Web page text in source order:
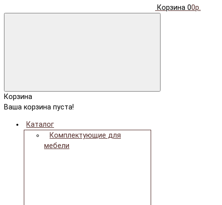
Корзина 00р.
Корзина
Ваша корзина пуста!
Каталог
Комплектующие для
мебели